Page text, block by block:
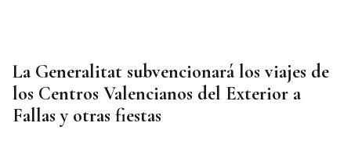
La Generalitat subvencionará los viajes de
los Centros Valencianos del Exterior a
Fallas y otras fiestas